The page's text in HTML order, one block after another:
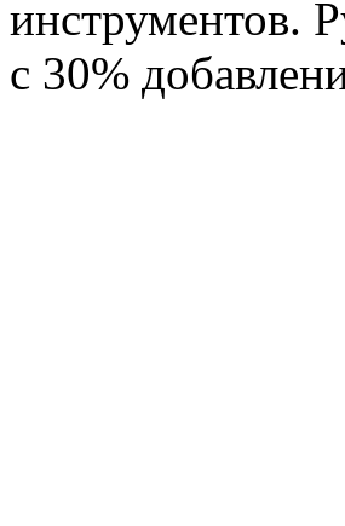
инструментов.
с 30%